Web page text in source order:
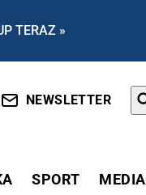
TERAZ »
NEWSLETTER
SPORT MEDIA